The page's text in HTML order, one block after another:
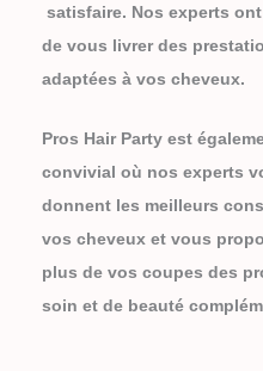
satisfaire. Nos experts
de vous livrer des
adaptées à vos cheveux.
Pros Hair Party est
convivial où nos experts
donnent les meilleurs
vos cheveux et vous
plus de vos coupes des
soin et de beauté